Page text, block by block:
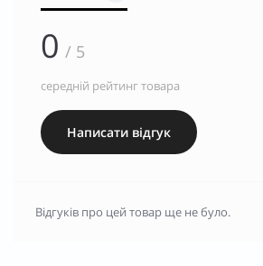
0 / 5
середній рейтинг товара
Написати відгук
Відгуків про цей товар ще не було.